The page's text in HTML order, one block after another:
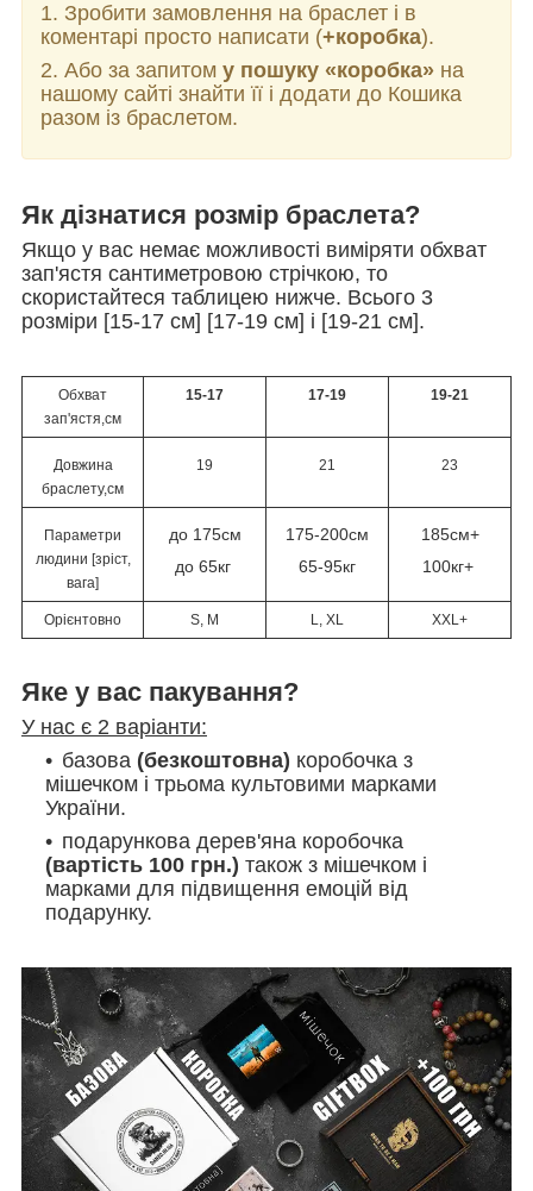
1. Зробити замовлення на браслет і в
коментарі просто написати (+коробка).
2. Або за запитом у пошуку «коробка» на
нашому сайті знайти її і додати до Кошика
разом із браслетом.
Як дізнатися розмір браслета?
Якщо у вас немає можливості виміряти обхват
зап'ястя сантиметровою стрічкою, то
скористайтеся таблицею нижче. Всього 3
розміри [15-17 см] [17-19 см] і [19-21 см].
Обхват
зап'ястя,см
15-17 17-19 19-21
Довжина
браслету,см
19 21 23
Параметри
людини [зріст,
вага]
до 175см
до 65кг
175-200см
65-95кг
185см+
100кг+
Орієнтовно S, M L, XL XXL+
Яке у вас пакування?
У нас є 2 варіанти:
базова (безкоштовна) коробочка з
мішечком і трьома культовими марками
України.
подарункова дерев'яна коробочка
(вартість 100 грн.) також з мішечком і
марками для підвищення емоцій від
подарунку.